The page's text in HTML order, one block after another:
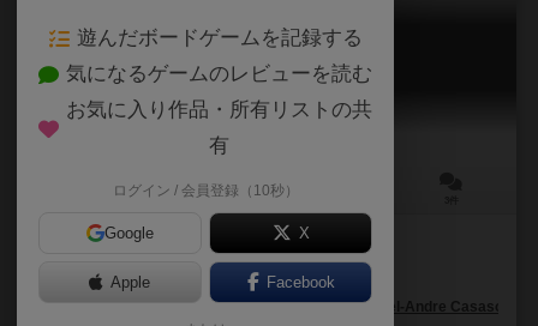
サンタクルーズ
Santa Cruz
45分前後
作品説明文の編集者を募集中
マルセル＝アンドレ・カサソラ・メルクル（Marcel-Andre Casasola
遊んだボードゲームを記録する
気になるゲームのレビューを読む
お気に入り作品・所有リストの共
有
ログイン / 会員登録（10秒）
Google X
Apple Facebook